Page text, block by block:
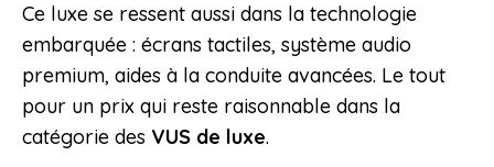
Ce luxe se ressent aussi dans la technologie
embarquée : écrans tactiles, système audio
premium, aides à la conduite avancées. Le tout
pour un prix qui reste raisonnable dans la
catégorie des VUS de luxe.